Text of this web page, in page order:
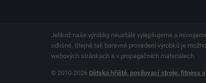
Jelikož naše výrobky neustále vylepšujeme a
odlišné. Stejně tak barevné provedení výrobků je
webových stránkách a v propagačních materiálech.
© 2010-2026 Dětská hřiště, posilovací stroje, fitness